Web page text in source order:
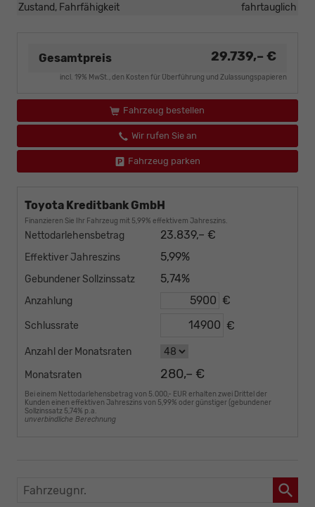
Zustand, Fahrfähigkeit
fahrtauglich
Gesamtpreis 29.739,– €
incl. 19% MwSt., den Kosten für Überführung und Zulassungspapieren
Fahrzeug bestellen
Wir rufen Sie an
Fahrzeug parken
Toyota Kreditbank GmbH
Finanzieren Sie Ihr Fahrzeug mit 5,99% effektivem Jahreszins.
Nettodarlehensbetrag 23.839,– €
Effektiver Jahreszins 5,99%
Gebundener Sollzinssatz 5,74%
Anzahlung €
Schlussrate €
Anzahl der Monatsraten
Monatsraten
280,– €
Bei einem Nettodarlehensbetrag von 5.000,- EUR erhalten zwei Drittel der
Kunden einen effektiven Jahreszins von 5,99% oder günstiger (gebundener
Sollzinssatz 5,74% p.a.
unverbindliche Berechnung
Fahrzeugnr.